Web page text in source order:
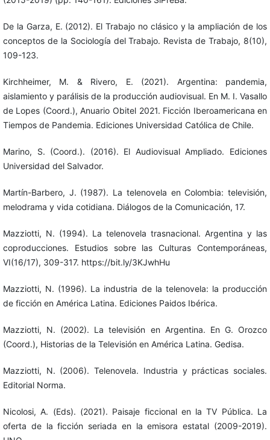
De la Garza, E. (2012). El Trabajo no clásico y la ampliación de los
conceptos de la Sociología del Trabajo. Revista de Trabajo, 8(10),
109-123.
Kirchheimer, M. & Rivero, E. (2021). Argentina: pandemia,
aislamiento y parálisis de la producción audiovisual. En M. I. Vasallo
de Lopes (Coord.), Anuario Obitel 2021. Ficción Iberoamericana en
Tiempos de Pandemia. Ediciones Universidad Católica de Chile.
Marino, S. (Coord.). (2016). El Audiovisual Ampliado. Ediciones
Universidad del Salvador.
Martín-Barbero, J. (1987). La telenovela en Colombia: televisión,
melodrama y vida cotidiana. Diálogos de la Comunicación, 17.
Mazziotti, N. (1994). La telenovela trasnacional. Argentina y las
coproducciones. Estudios sobre las Culturas Contemporáneas,
VI(16/17), 309-317. https://bit.ly/3KJwhHu
Mazziotti, N. (1996). La industria de la telenovela: la producción
de ficción en América Latina. Ediciones Paidos Ibérica.
Mazziotti, N. (2002). La televisión en Argentina. En G. Orozco
(Coord.), Historias de la Televisión en América Latina. Gedisa.
Mazziotti, N. (2006). Telenovela. Industria y prácticas sociales.
Editorial Norma.
Nicolosi, A. (Eds). (2021). Paisaje ficcional en la TV Pública. La
oferta de la ficción seriada en la emisora estatal (2009-2019).